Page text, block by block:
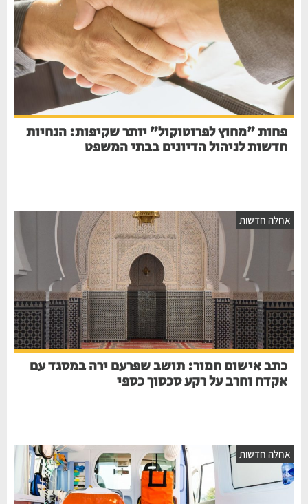
פחות "מחוץ לפרוטוקול" יותר שקיפות: הנחיות
חדשות לניהול הדיונים בבתי המשפט
חדשות
כתב אישום חמור: תושב שפרעם ירה במסגד עם
אקדח וחרב על רקע סכסוך כספי
חדשות